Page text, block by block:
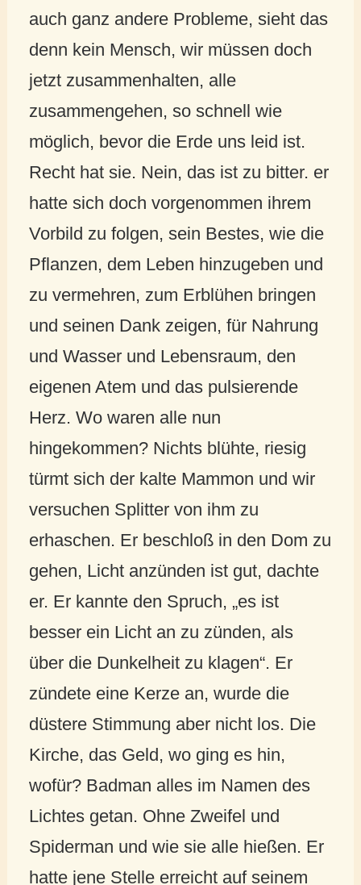
auch ganz andere Probleme, sieht das
denn kein Mensch, wir müssen doch
jetzt zusammenhalten, alle
zusammengehen, so schnell wie
möglich, bevor die Erde uns leid ist.
Recht hat sie. Nein, das ist zu bitter. er
hatte sich doch vorgenommen ihrem
Vorbild zu folgen, sein Bestes, wie die
Pflanzen, dem Leben hinzugeben und
zu vermehren, zum Erblühen bringen
und seinen Dank zeigen, für Nahrung
und Wasser und Lebensraum, den
eigenen Atem und das pulsierende
Herz. Wo waren alle nun
hingekommen? Nichts blühte, riesig
türmt sich der kalte Mammon und wir
versuchen Splitter von ihm zu
erhaschen. Er beschloß in den Dom zu
gehen, Licht anzünden ist gut, dachte
er. Er kannte den Spruch, „es ist
besser ein Licht an zu zünden, als
über die Dunkelheit zu klagen“. Er
zündete eine Kerze an, wurde die
düstere Stimmung aber nicht los. Die
Kirche, das Geld, wo ging es hin,
wofür? Badman alles im Namen des
Lichtes getan. Ohne Zweifel und
Spiderman und wie sie alle hießen. Er
hatte jene Stelle erreicht auf seinem